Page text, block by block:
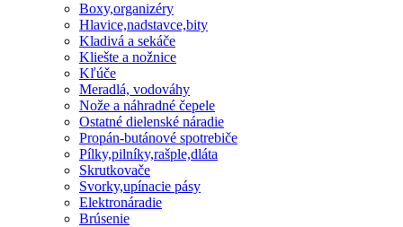
Boxy,organizéry
Hlavice,nadstavce,bity
Kladivá a sekáče
Kliešte a nožnice
Kľúče
Meradlá, vodováhy
Nože a náhradné čepele
Ostatné dielenské náradie
Propán-butánové spotrebiče
Pílky,pilníky,rašple,dláta
Skrutkovače
Svorky,upínacie pásy
Elektronáradie
Brúsenie